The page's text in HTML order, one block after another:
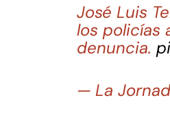
José Luis
los policías
denuncia.
— La